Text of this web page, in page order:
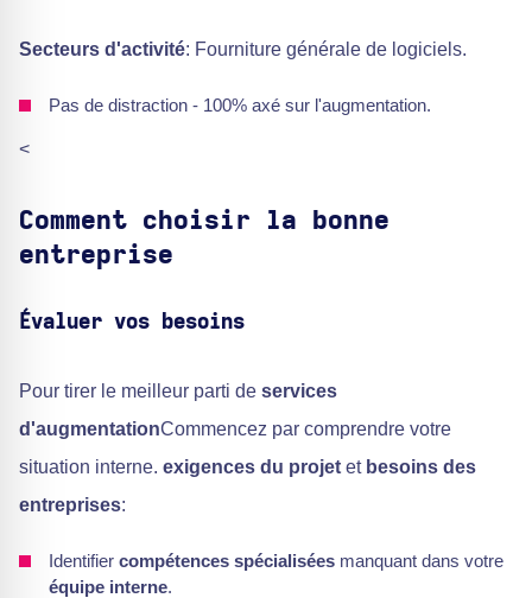
Secteurs d'activité: Fourniture générale de logiciels.
Pas de distraction - 100% axé sur l'augmentation.
<
Comment choisir la bonne
entreprise
Évaluer vos besoins
Pour tirer le meilleur parti de services
d'augmentationCommencez par comprendre votre
situation interne. exigences du projet et besoins des
entreprises:
Identifier compétences spécialisées manquant dans votre
équipe interne.